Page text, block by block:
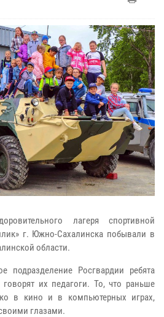
лагеря спортивной
г. Южно-Сахалинска побывали в
области.
подразделение Росгвардии ребята
их педагоги. То, что раньше
в кино и в компьютерных играх,
глазами.